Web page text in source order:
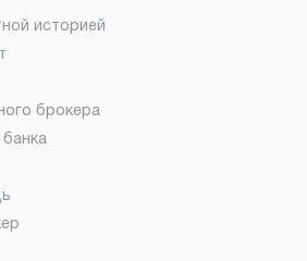
историей
брокера